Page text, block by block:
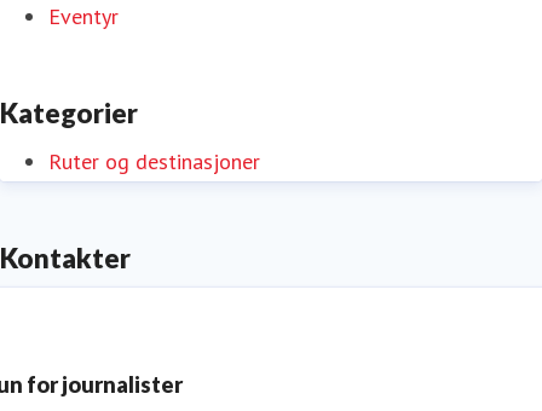
Eventyr
Kategorier
Ruter og destinasjoner
Kontakter
for journalister